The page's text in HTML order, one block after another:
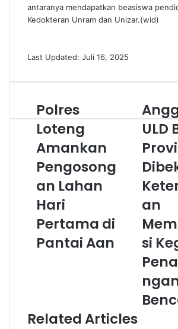
antaranya mendapatkan beasiswa
Kedokteran Unram dan Unizar.(wid)
Last Updated: Juli 16, 2025
‎Polres
Loteng
Amankan
Pengosong
an Lahan
Hari
Pertama di
Pantai Aan
ULD
an
si
Related Articles